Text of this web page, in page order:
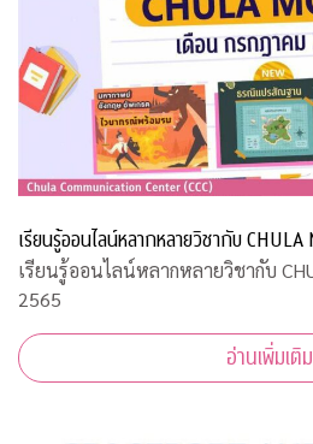
เรียนรู้ออนไลน์หลากหลายวิชากับ
เรียนรู้ออนไลน์หลากหลายวิชากับ
2565
อ่านเพิ่มเติม